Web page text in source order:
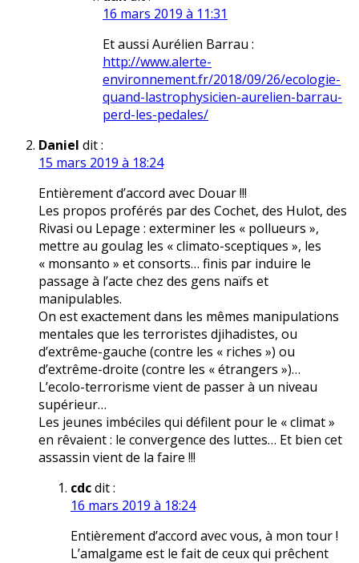
16 mars 2019 à 11:31
Et aussi Aurélien Barrau :
http://www.alerte-
environnement.fr/2018/09/26/ecologie-
quand-lastrophysicien-aurelien-barrau-
perd-les-pedales/
Daniel dit :
15 mars 2019 à 18:24
Entièrement d’accord avec Douar !!!
Les propos proférés par des Cochet, des Hulot, des
Rivasi ou Lepage : exterminer les « pollueurs »,
mettre au goulag les « climato-sceptiques », les
« monsanto » et consorts… finis par induire le
passage à l’acte chez des gens naïfs et
manipulables.
On est exactement dans les mêmes manipulations
mentales que les terroristes djihadistes, ou
d’extrême-gauche (contre les « riches ») ou
d’extrême-droite (contre les « étrangers »)…
L’ecolo-terrorisme vient de passer à un niveau
supérieur…
Les jeunes imbéciles qui défilent pour le « climat »
en rêvaient : le convergence des luttes… Et bien cet
assassin vient de la faire !!!
cdcdit :
16 mars 2019 à 18:24
Entièrement d’accord avec vous, à mon tour !
L’amalgame est le fait de ceux qui prêchent